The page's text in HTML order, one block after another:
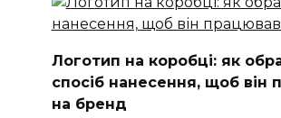
Логотип на коробці: як
спосіб нанесення, щоб він
на бренд